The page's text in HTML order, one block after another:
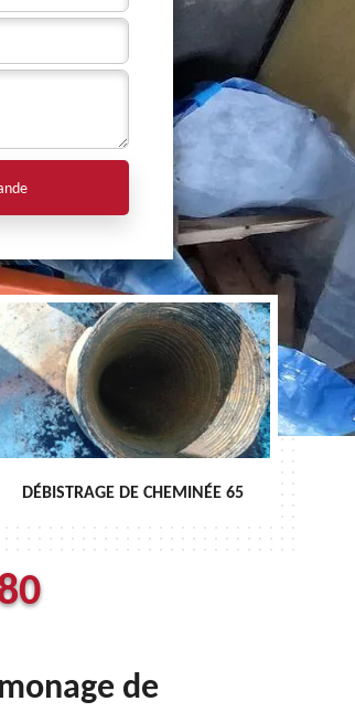
DÉBISTRAGE DE CHEMINÉE 65
de